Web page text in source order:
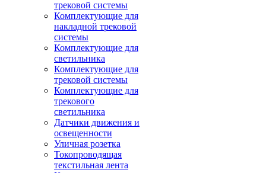
трековой системы
Комплектующие для
накладной трековой
системы
Комплектующие для
светильника
Комплектующие для
трековой системы
Комплектующие для
трекового
светильника
Датчики движения и
освещенности
Уличная розетка
Токопроводящая
текстильная лента